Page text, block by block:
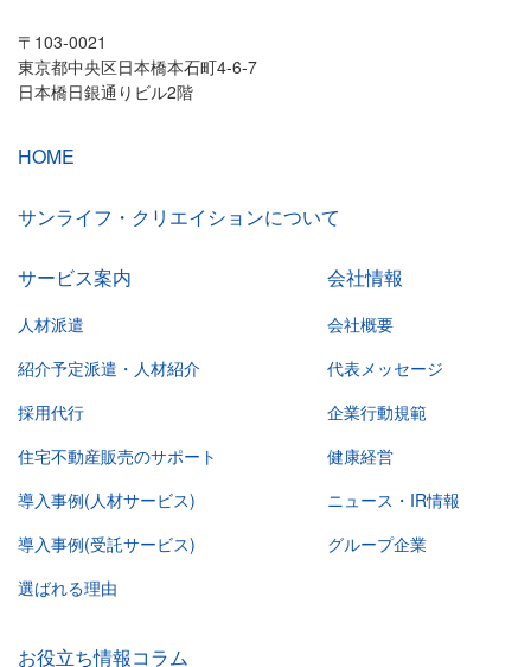
〒103-0021
東京都中央区日本橋本石町4-6-7
日本橋日銀通りビル2階
HOME
サンライフ・クリエイションについて
サービス案内
人材派遣
紹介予定派遣・人材紹介
採用代行
住宅不動産販売のサポート
導入事例(人材サービス)
導入事例(受託サービス)
選ばれる理由
会社情報
会社概要
代表メッセージ
企業行動規範
健康経営
ニュース・IR情報
グループ企業
お役立ち情報コラム